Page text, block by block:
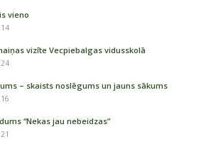
vieno
vizīte Vecpiebalgas vidusskolā
– skaists noslēgums un jauns sākums
“Nekas jau nebeidzas”